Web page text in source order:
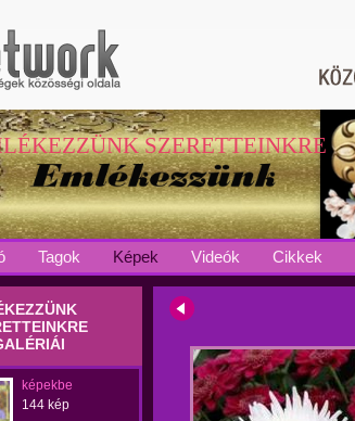
SZERETTEINKRE
Tagok Képek Videók Cikkek
képekbe
144 kép